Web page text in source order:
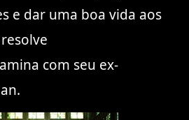
e dar uma boa vida aos
com seu ex-